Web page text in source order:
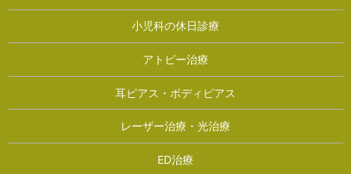
小児科の休日診療
アトピー治療
耳ピアス・ボディピアス
レーザー治療・光治療
ED治療